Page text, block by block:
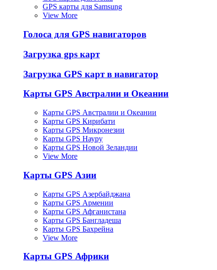
GPS карты для Samsung
View More
Голоса для GPS навигаторов
Загрузка gps карт
Загрузка GPS карт в навигатор
Карты GPS Австралии и Океании
Карты GPS Австралии и Океании
Карты GPS Кирибати
Карты GPS Микронезии
Карты GPS Науру
Карты GPS Новой Зеландии
View More
Карты GPS Азии
Карты GPS Азербайджана
Карты GPS Армении
Карты GPS Афганистана
Карты GPS Бангладеша
Карты GPS Бахрейна
View More
Карты GPS Африки